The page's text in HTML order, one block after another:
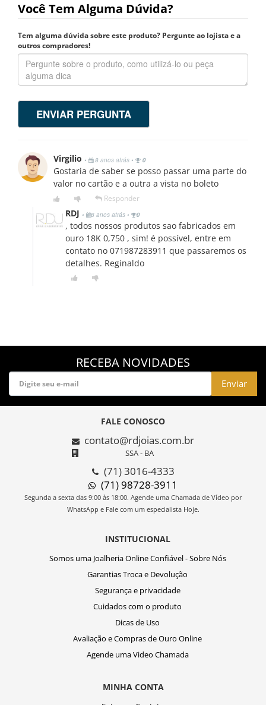
Você Tem Alguma Dúvida?
Tem alguma dúvida sobre este produto? Pergunte ao lojista e a
outros compradores!
ENVIAR PERGUNTA
Virgilio • 8 anos atrás • 0
Gostaria de saber se posso passar uma parte do
valor no cartão e a outra a vista no boleto
Responder
RDJ • 8 anos atrás • 0
, todos nossos produtos sao fabricados em
ouro 18K 0,750 , sim! é possível, entre em
contato no 071987283911 que passaremos os
detalhes. Reginaldo
RECEBA NOVIDADES
Enviar
INSTITUCIONAL
Somos uma Joalheria Online Confiável - Sobre Nós
Garantias Troca e Devolução
Segurança e privacidade
Cuidados com o produto
Dicas de Uso
Avaliação e Compras de Ouro Online
Agende uma Video Chamada
MINHA CONTA
FALE CONOSCO
contato@rdjoias.com.br
SSA - BA
(71) 3016-4333
(71) 98728-3911
Segunda a sexta das 9:00 às 18:00. Agende uma Chamada de Vídeo por
WhatsApp e Fale com um especialista Hoje.